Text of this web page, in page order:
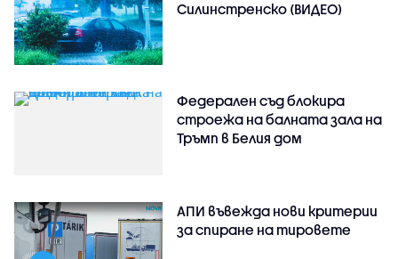
Силинстренско (ВИДЕО)
Федерален съд блокира
строежа на балната зала на
Тръмп в Белия дом
АПИ въвежда нови критерии
за спиране на тировете